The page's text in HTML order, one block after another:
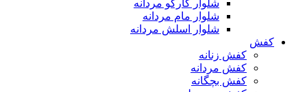
شلوار کارگو مردانه
شلوار مام مردانه
شلوار اسلش مردانه
کفش
کفش زنانه
کفش مردانه
کفش بچگانه